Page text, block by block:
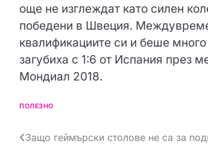
още не изглеждат като силен
победени в Швеция.
квалификациите си и беше
загубиха с 1:6 от Испания през
Мондиал 2018.
ПОЛЕЗНО
НЗащо геймърски столове не са за